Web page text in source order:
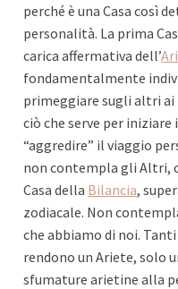
perché è una Casa così
personalità. La prima
carica affermativa dell’
fondamentalmente
primeggiare sugli altri
ciò che serve per
“aggredire” il viaggio
non contempla gli Altri,
Casa della Bilancia,
zodiacale. Non
che abbiamo di noi.
rendono un Ariete, solo
sfumature arietine alla